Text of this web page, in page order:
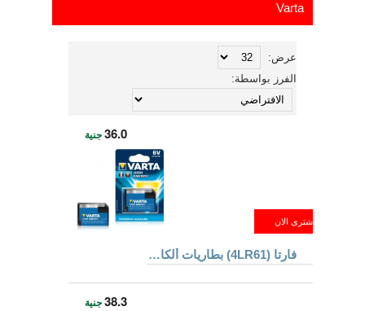
Varta
عرض:
الفرز بواسطة:
36.0جنية
فارتا (4LR61) بطاريات ألكالين
38.3جنية